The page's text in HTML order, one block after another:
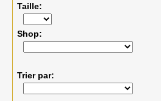
Taille
Shop
Trier par